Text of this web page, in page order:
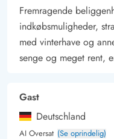
Fremragende
indkøbsmuligheder,
med vinterhave og
senge og meget rent,
Gast
Deutschland
AI Oversat (Se oprindelig)